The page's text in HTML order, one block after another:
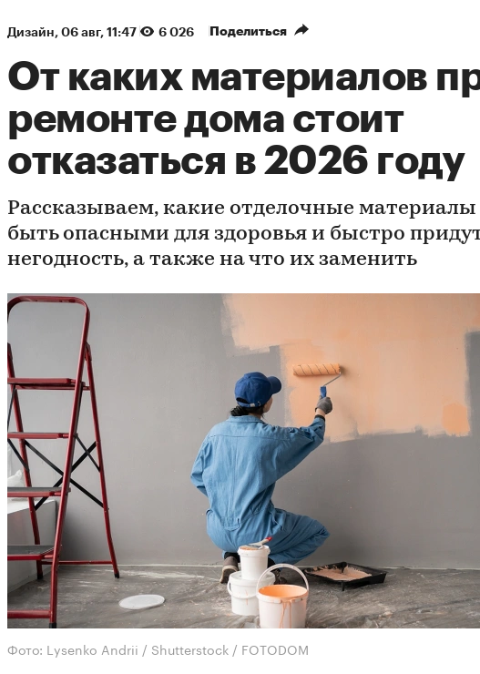
Дизайн⁠, 06 авг, 11:47 6 026 Поделиться
От каких материалов
ремонте дома стоит
отказаться в 2026 году
Рассказываем, какие отделочные материалы
быть опасными для здоровья и быстро
негодность, а также на что их заменить
Фото: Lysenko Andrii / Shutterstock / FOTODOM